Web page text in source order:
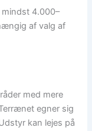
mindst 4.000–
af valg af
med mere
egner sig
kan lejes på